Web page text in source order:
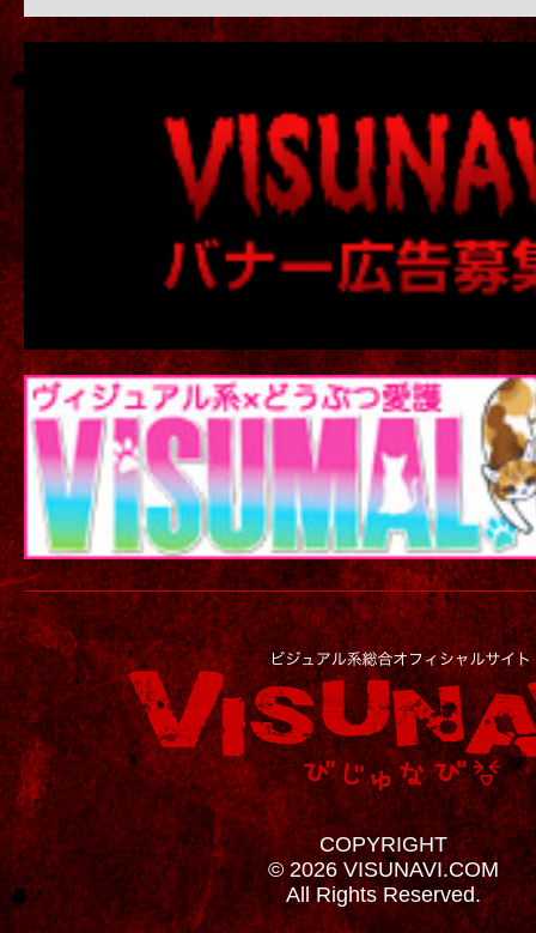
COPYRIGHT
© 2026 VISUNAVI.COM
All Rights Reserved.